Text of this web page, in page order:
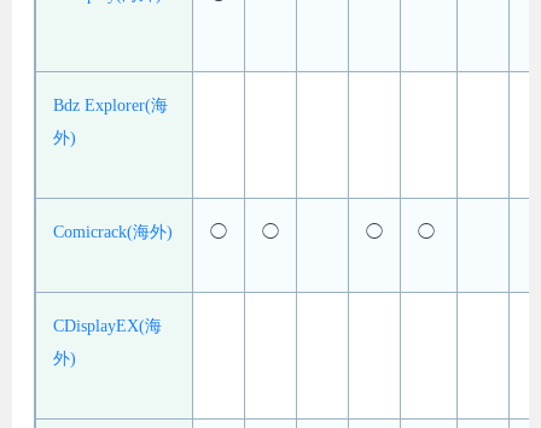
Bdz Explorer(海
外)
Comicrack(海外) ◯ ◯ ◯ ◯
CDisplayEX(海
外)